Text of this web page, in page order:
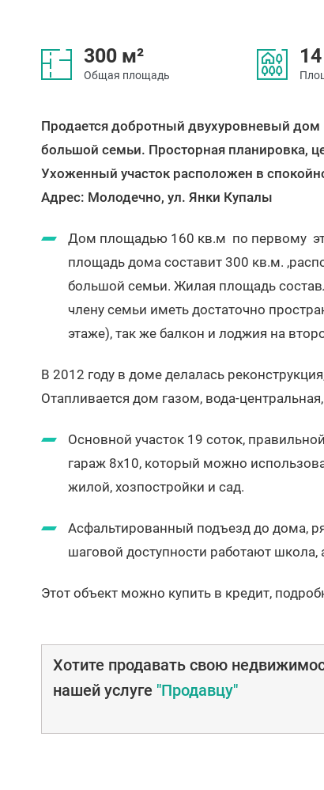
300 м²
Общая площадь
Продается добротный двухуровневый
большой семьи. Просторная планировка,
Ухоженный участок расположен в
Адрес: Молодечно, ул. Янки Купалы
Дом площадью 160 кв.м по первому
площадь дома составит 300 кв.м.
большой семьи. Жилая площадь
члену семьи иметь достаточно
этаже), так же балкон и лоджия на
В 2012 году в доме делалась
Отапливается дом газом, вода-
Основной участок 19 соток,
гараж 8х10, который можно
жилой, хозпостройки и сад.
Асфальтированный подъезд до дома,
шаговой доступности работают школа,
Этот объект можно купить в кредит,
Хотите продавать свою
нашей услуге "Продавцу"